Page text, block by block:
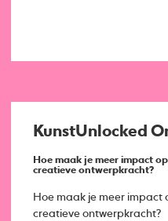
KunstUnlocked
Hoe maak je meer impact
creatieve ontwerpkracht?
Hoe maak je meer
creatieve ontwerpkracht?